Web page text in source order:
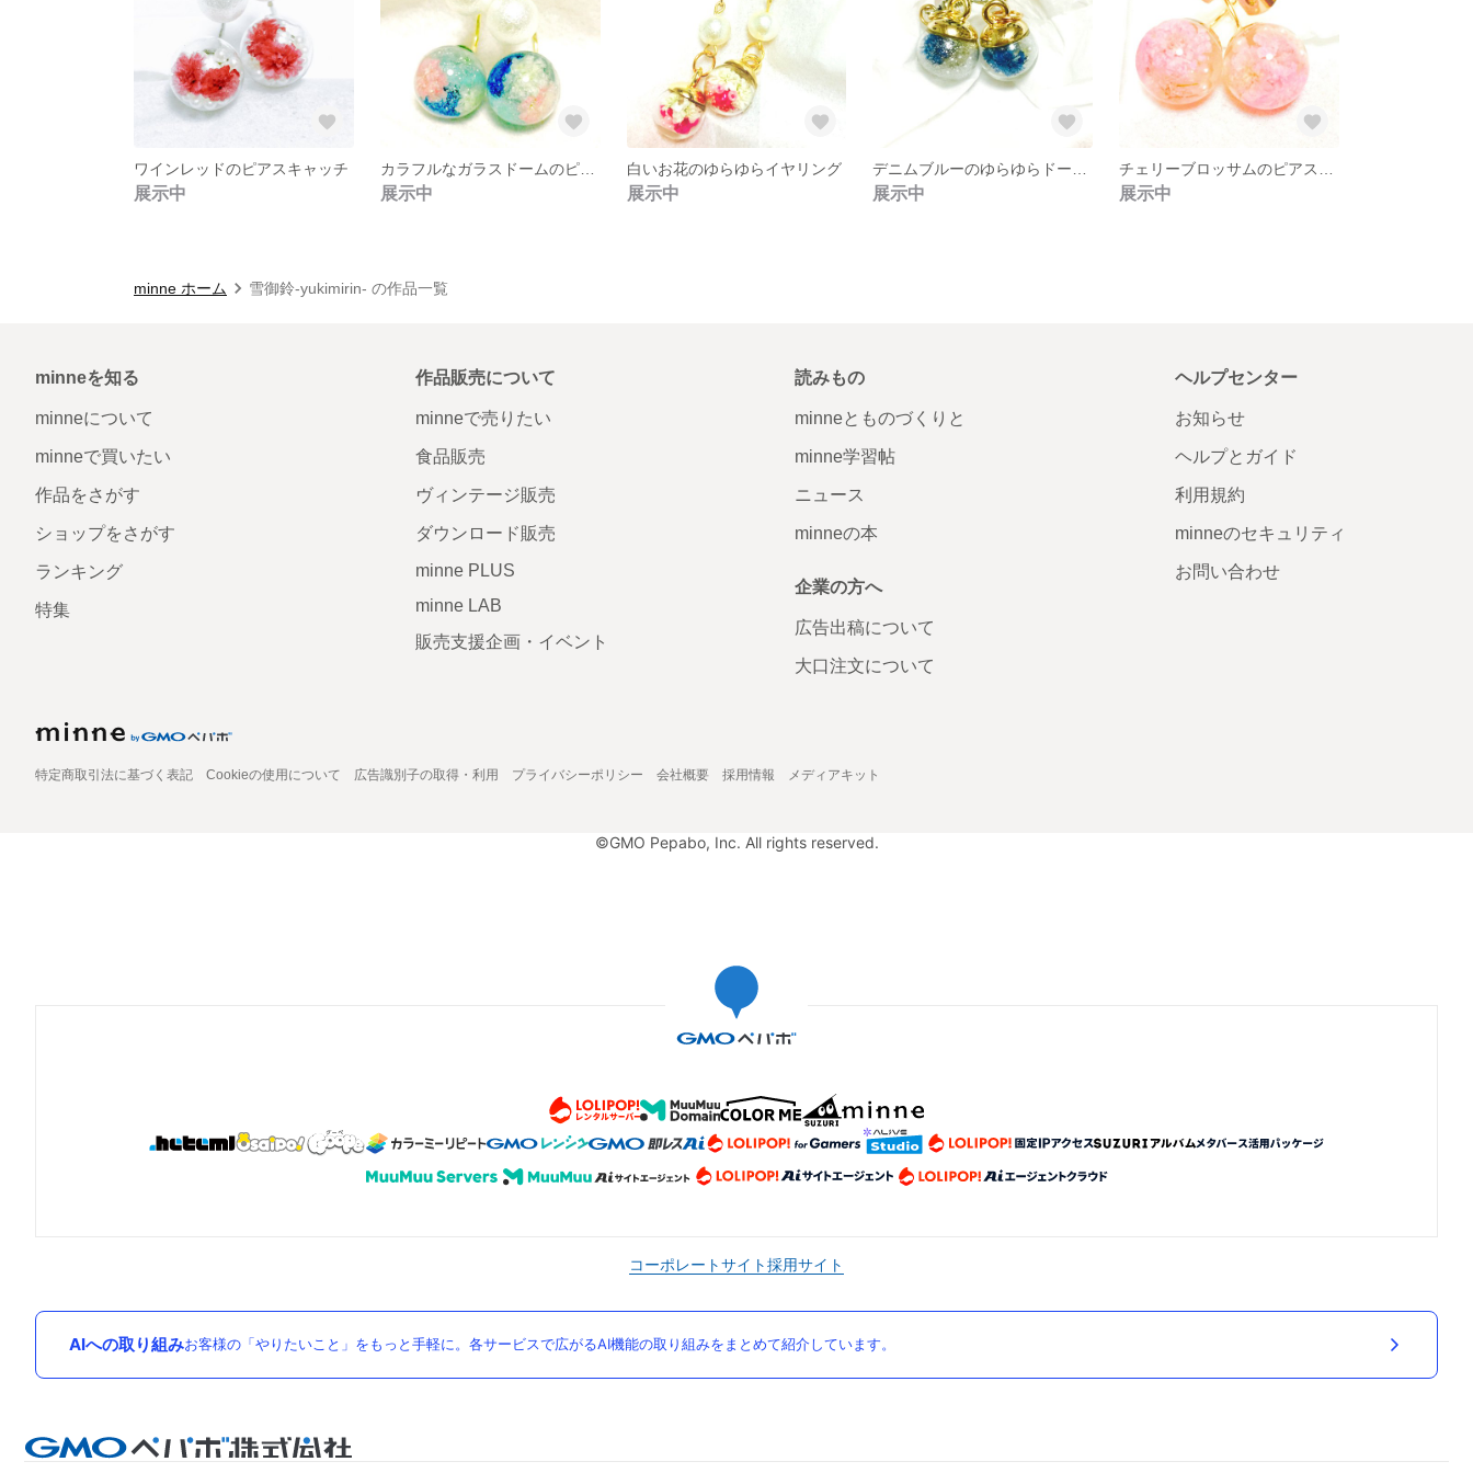
ワインレッドのピアスキャッチ
展示中
カラフルなガラスドームのピアスキャッチ
展示中
白いお花のゆらゆらイヤリング
展示中 展示中 展示中
minne ホーム 雪御鈴-yukimirin- の作品一覧
minneを知る
minneについて
minneで買いたい
作品をさがす
ショップをさがす
ランキング
特集
作品販売について
minneで売りたい
食品販売
ヴィンテージ販売
ダウンロード販売
minne PLUS
minne LAB
販売支援企画・イベント
読みもの
minneとものづくりと
minne学習帖
ニュース
minneの本
企業の方へ
広告出稿について
大口注文について
ヘルプセンター
お知らせ
ヘルプとガイド
利用規約
minneのセキュリティ
お問い合わせ
特定商取引法に基づく表記 Cookieの使用について 広告識別子の取得・利用 プライバシーポリシー 会社概要 採用情報 メディアキット
©GMO Pepabo, Inc. All rights reserved.
コーポレートサイト採用サイト
AIへの取り組みお客様の「やりたいこと」をもっと手軽に。各サービスで広がるAI機能の取り組みをまとめて紹介しています。